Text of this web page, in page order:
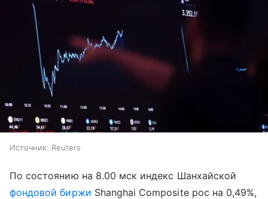
Источник: Reuters
По состоянию на 8.00 мск индекс Шанхайской
фондовой биржи Shanghai Composite рос на 0,49%,